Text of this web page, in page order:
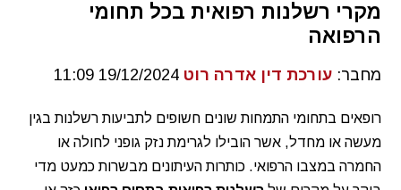
מקרי רשלנות רפואית בכל תחומי
הרפואה
מחבר:עורכת דין אדרה רוט 19/12/2024 11:09
רופאים בתחומי התמחות שונים חשופים לתביעות רשלנות בגין
מעשה או מחדל, אשר הובילו לגרימת נזק גופני לחולה או
החמרה במצבו הרפואי. כותרות העיתונים מבשרות כמעט מדי